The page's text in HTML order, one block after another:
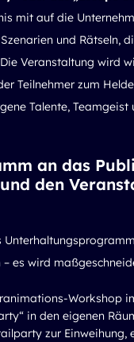
mit auf die
und Rätseln,
Veranstaltung wird
Teilnehmer zum
Talente, Teamgeist
an das
den
es wird
Workshop
in den eigenen
zur Einweihung,